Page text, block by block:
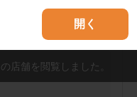
開く
店舗を閲覧しました。